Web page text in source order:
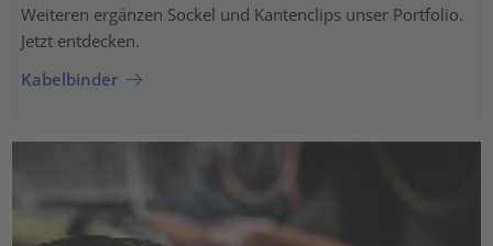
Weiteren ergänzen Sockel und Kantenclips unser Portfolio.
Jetzt entdecken.
Kabelbinder